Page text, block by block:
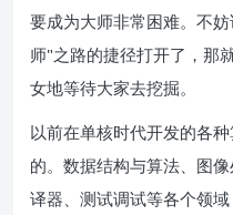
要成为大师非常困难。不
师"之路的捷径打开了，那
女地等待大家去挖掘。
以前在单核时代开发的各
的。数据结构与算法、图像
译器、测试调试等各个领